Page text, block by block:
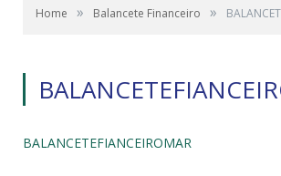
Home » Balancete Financeiro »
BALANCETEFIANCEIROMAR